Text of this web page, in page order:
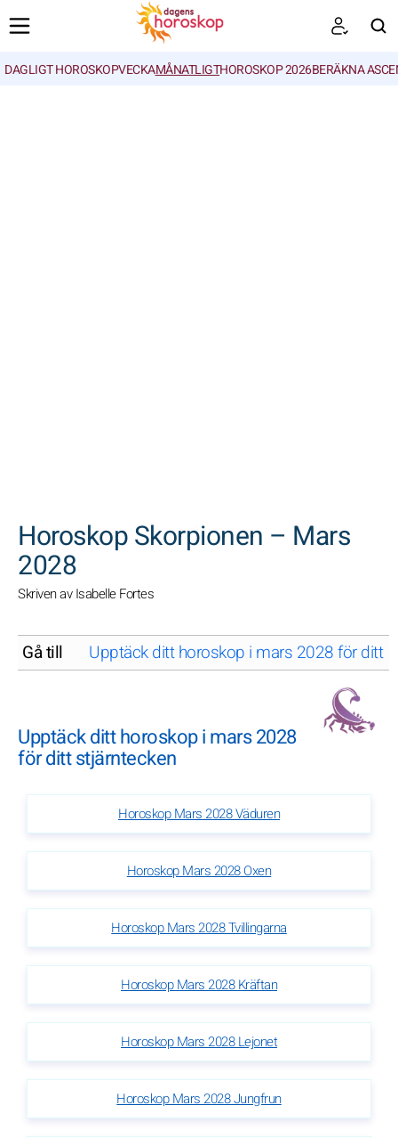
DAGLIGT HOROSKOPVECKAMÅNATLIGTHOROSKOP 2026BERÄKNA
Horoskop Skorpionen – Mars
2028
Skriven av Isabelle Fortes
Gå till Upptäck ditt horoskop i mars 2028 för ditt
Upptäck ditt horoskop i mars 2028
för ditt stjärntecken
Horoskop Mars 2028 Väduren
Horoskop Mars 2028 Oxen
Horoskop Mars 2028 Tvillingarna
Horoskop Mars 2028 Kräftan
Horoskop Mars 2028 Lejonet
Horoskop Mars 2028 Jungfrun